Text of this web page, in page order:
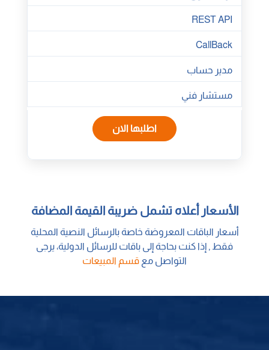
REST API
CallBack
مدير حساب
مستشار فني
اطلبها الان
الأسعار أعلاه تشمل ضريبة القيمة المضافة
أسعار الباقات المعروضة خاصة بالرسائل النصية المحلية
فقط , إذا كنت بحاجة إلى باقات للرسائل الدولية، يرجى
التواصل مع قسم المبيعات